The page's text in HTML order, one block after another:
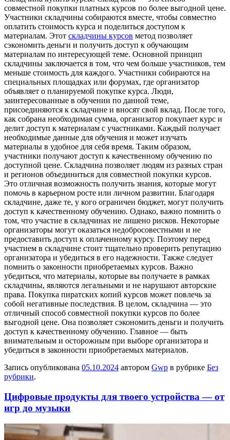
совместной покупки платных курсов по более выгодной цене.
Участники складчины собираются вместе, чтобы совместно
оплатить стоимость курса и поделиться доступом к
материалам. Этот складчины курсов метод позволяет
сэкономить деньги и получить доступ к обучающим
материалам по интересующей теме. Основной принцип
складчины заключается в том, что чем больше участников, тем
меньше стоимость для каждого. Участники собираются на
специальных площадках или форумах, где организатор
объявляет о планируемой покупке курса. Люди,
заинтересованные в обучении по данной теме,
присоединяются к складчине и вносят свой вклад. После того,
как собрана необходимая сумма, организатор покупает курс и
делит доступ к материалам с участниками. Каждый получает
необходимые данные для обучения и может изучать
материалы в удобное для себя время. Таким образом,
участники получают доступ к качественному обучению по
доступной цене. Складчина позволяет людям из разных стран
и регионов объединиться для совместной покупки курсов.
Это отличная возможность получить знания, которые могут
помочь в карьерном росте или личном развитии. Благодаря
складчине, даже те, у кого ограничен бюджет, могут получить
доступ к качественному обучению. Однако, важно помнить о
том, что участие в складчинах не лишено рисков. Некоторые
организаторы могут оказаться недобросовестными и не
предоставить доступ к оплаченному курсу. Поэтому перед
участием в складчине стоит тщательно проверить репутацию
организатора и убедиться в его надежности. Также следует
помнить о законности приобретаемых курсов. Важно
убедиться, что материалы, которые вы получаете в рамках
складчины, являются легальными и не нарушают авторские
права. Покупка пиратских копий курсов может повлечь за
собой негативные последствия. В целом, складчина — это
отличный способ совместной покупки курсов по более
выгодной цене. Она позволяет сэкономить деньги и получить
доступ к качественному обучению. Главное — быть
внимательным и осторожным при выборе организатора и
убедиться в законности приобретаемых материалов.
Запись опубликована 05.10.2024 автором Gwp в рубрике Без
рубрики.
Цифровые продукты для твоего устройства — от
игр до музыки